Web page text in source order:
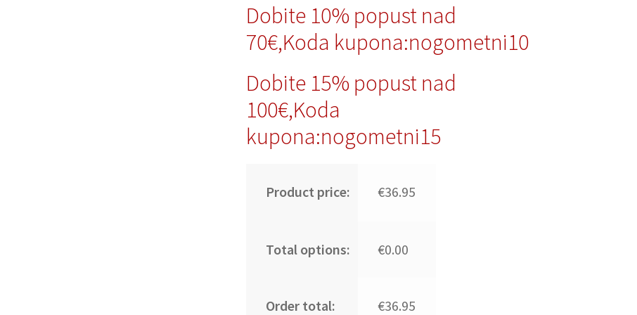
Dobite 10% popust nad
70€,Koda kupona:nogometni10
Dobite 15% popust nad
100€,Koda
kupona:nogometni15
Product price: €36.95
Total options: €0.00
Order total: €36.95